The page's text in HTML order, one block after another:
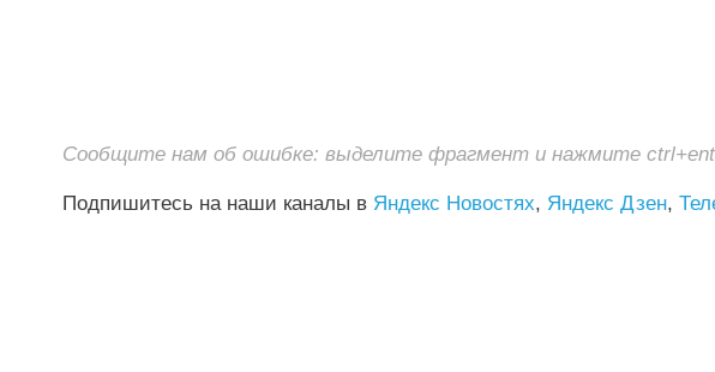
Сообщите нам об ошибке: выделите фрагмент и нажмите
Подпишитесь на наши каналы в Яндекс Новостях, Яндекс Дзен,